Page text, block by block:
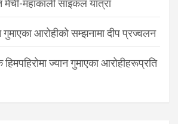
मेची-महाकाली साइकल यात्रा
गुमाएका आरोहीको सम्झनामा दीप प्रज्वलन
ज्यान गुमाएका आरोहीहरूप्रति